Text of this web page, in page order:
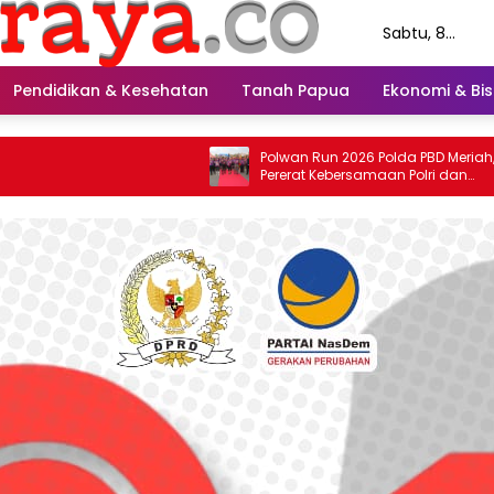
Sabtu, 8
Pendidikan & Kesehatan Tanah Papua Ekonomi &
Polwan Run 2026 Polda PBD Meriah,
Pererat Kebersamaan Polri dan
Masyarakat